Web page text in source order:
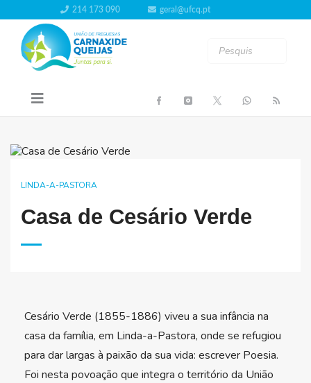
214 173 090 geral@ufcq.pt
LINDA-A-PASTORA
Casa de Cesário Verde
Cesário Verde (1855-1886) viveu a sua infância na
casa da família, em Linda-a-Pastora, onde se refugiou
para dar largas à paixão da sua vida: escrever Poesia.
Foi nesta povoação que integra o território da União